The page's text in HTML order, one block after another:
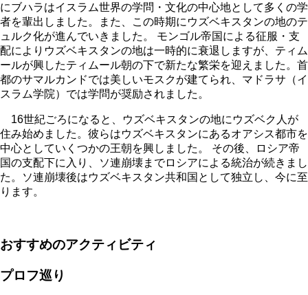
にブハラはイスラム世界の学問・文化の中心地として多くの学
者を輩出しました。また、この時期にウズベキスタンの地のテ
ュルク化が進んでいきました。 モンゴル帝国による征服・支
配によりウズベキスタンの地は一時的に衰退しますが、ティム
ールが興したティムール朝の下で新たな繁栄を迎えました。首
都のサマルカンドでは美しいモスクが建てられ、マドラサ（イ
スラム学院）では学問が奨励されました。
16世紀ごろになると、ウズベキスタンの地にウズベク人が
住み始めました。彼らはウズベキスタンにあるオアシス都市を
中心としていくつかの王朝を興しました。 その後、ロシア帝
国の支配下に入り、ソ連崩壊までロシアによる統治が続きまし
た。ソ連崩壊後はウズベキスタン共和国として独立し、今に至
ります。
おすすめのアクティビティ
プロフ巡り